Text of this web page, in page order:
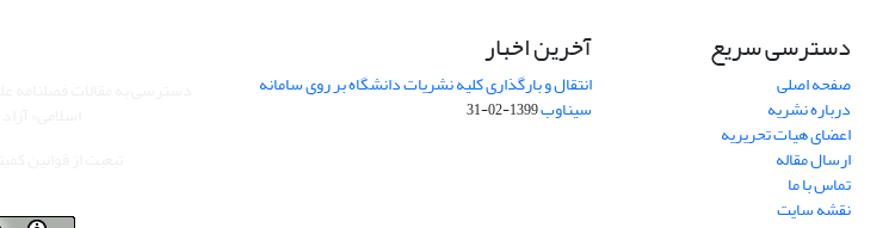
دسترسی سریع
صفحه اصلی
درباره نشریه
اعضای هیات تحریریه
ارسال مقاله
تماس با ما
نقشه سایت
آخرین اخبار
انتقال و بارگذاری کلیه نشریات دانشگاه بر روی سامانه
سیناوب1399-02-31